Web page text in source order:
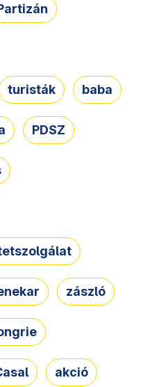
turisták baba
PDSZ
zászló
akció